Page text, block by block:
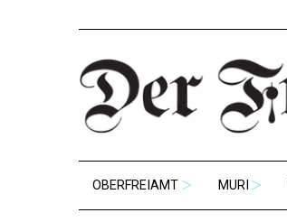
OBERFREIAMT MURI